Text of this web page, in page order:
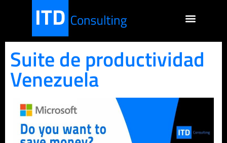
Suite de productividad
Venezuela